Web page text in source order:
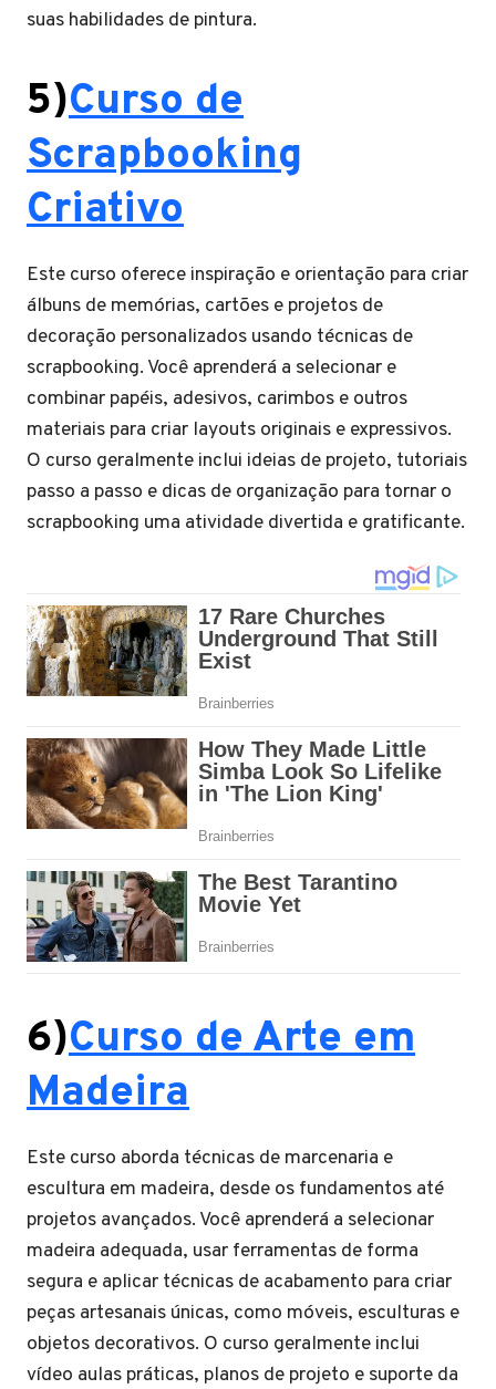
suas habilidades de pintura.
5)Curso de
Scrapbooking
Criativo
Este curso oferece inspiração e orientação para criar
álbuns de memórias, cartões e projetos de
decoração personalizados usando técnicas de
scrapbooking. Você aprenderá a selecionar e
combinar papéis, adesivos, carimbos e outros
materiais para criar layouts originais e expressivos.
O curso geralmente inclui ideias de projeto, tutoriais
passo a passo e dicas de organização para tornar o
scrapbooking uma atividade divertida e gratificante.
6)Curso de Arte em
Madeira
Este curso aborda técnicas de marcenaria e
escultura em madeira, desde os fundamentos até
projetos avançados. Você aprenderá a selecionar
madeira adequada, usar ferramentas de forma
segura e aplicar técnicas de acabamento para criar
peças artesanais únicas, como móveis, esculturas e
objetos decorativos. O curso geralmente inclui
vídeo aulas práticas, planos de projeto e suporte da